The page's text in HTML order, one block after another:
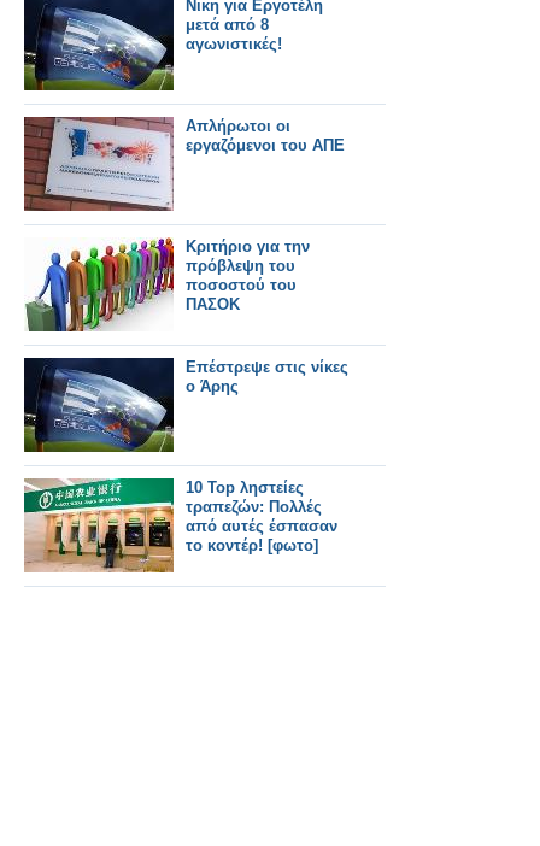
Νικη για Εργοτέλη
μετά από 8
αγωνιστικές!
Απλήρωτοι οι
εργαζόμενοι του ΑΠΕ
Κριτήριο για την
πρόβλεψη του
ποσοστού του
ΠΑΣΟΚ
Επέστρεψε στις νίκες
ο Άρης
10 Top ληστείες
τραπεζών: Πολλές
από αυτές έσπασαν
το κοντέρ! [φωτο]